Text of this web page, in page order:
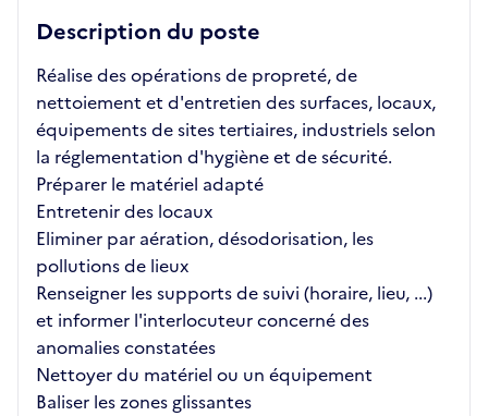
Description du poste
Réalise des opérations de propreté, de
nettoiement et d'entretien des surfaces, locaux,
équipements de sites tertiaires, industriels selon
la réglementation d'hygiène et de sécurité.
Préparer le matériel adapté
Entretenir des locaux
Eliminer par aération, désodorisation, les
pollutions de lieux
Renseigner les supports de suivi (horaire, lieu, ...)
et informer l'interlocuteur concerné des
anomalies constatées
Nettoyer du matériel ou un équipement
Baliser les zones glissantes